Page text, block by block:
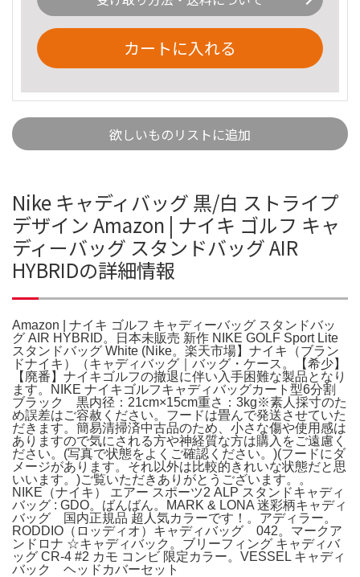
カートに入れる
欲しいものリストに追加
Nike キャディバッグ 黒/白 ストライプ
デザイン Amazon | ナイキ ゴルフ キャ
ディーバッグ スタンドバッグ AIR
HYBRIDの詳細情報
Amazon | ナイキ ゴルフ キャディーバッグ スタンドバッ
グ AIR HYBRID。日本未販売 新作 NIKE GOLF Sport Lite
スタンドバッグ White (Nike。楽天市場】ナイキ（ブラン
ドナイキ）（キャディバッグ｜バッグ・ケース。【希少】
【廃番】ナイキゴルフの撤退に伴い入手困難な製品となり
ます。NIKE ナイキゴルフキャディバッグカート型6分割
ブラック 黒内径：21cm×15cm重さ：3kg※素人採寸のた
め誤差はご容赦ください。フードは畳んで発送させていた
だきます。簡易清掃済中古品のため、小さな傷や使用感は
ありますので気にされる方や神経質な方は購入をご遠慮く
ださい。(写真で状態をよくご確認ください。)(フードにダ
メージがあります。それ以外は比較的きれいな状態だと思
いいます。)ご覧いただきありがとうございます。。
NIKE（ナイキ） エアー スポーツ2 ALP スタンドキャディ
バッグ : GDO。ばんばん。MARK & LONA 迷彩柄キャディ
バッグ 国内正規品 超人気カラーです！。アディラー。
RODDIO（ロッディオ）キャディバッグ 042。マークア
ンドロナ ☆キャディバック。ブリーフィング キャディバ
ッグ CR-4 #2 カモ コンビ 限定カラー。VESSEL キャディ
バック ヘッドカバーセット